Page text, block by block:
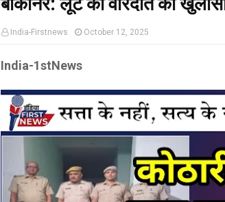
India-Firstnews October 12, 2025
India-1stNews